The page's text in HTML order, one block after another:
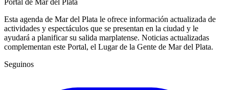
Portal de Mar del Plata
Esta agenda de Mar del Plata le ofrece información actualizada de
actividades y espectáculos que se presentan en la ciudad y le
ayudará a planificar su salida marplatense. Noticias actualizadas
complementan este Portal, el Lugar de la Gente de Mar del Plata.
Seguinos